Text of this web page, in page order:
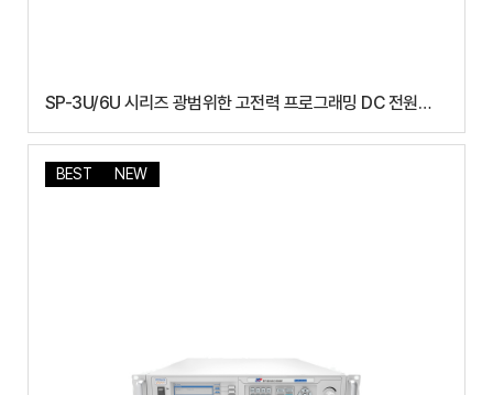
SP-3U/6U 시리즈 광범위한 고전력 프로그래밍 DC 전원
공급 장치
BEST NEW